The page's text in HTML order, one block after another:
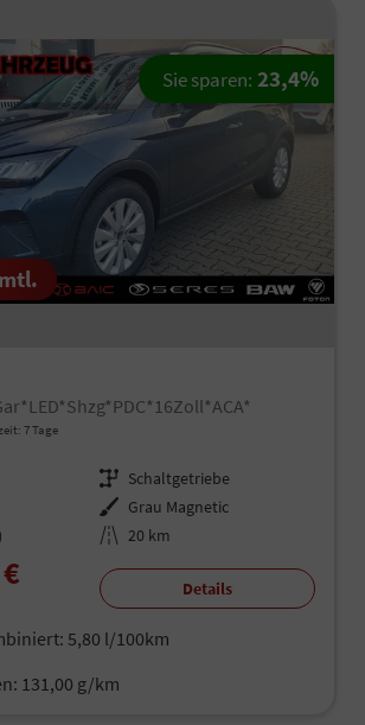
7 Tage
Getriebe Schaltgetriebe
Außenfarbe Grau Magnetic
Kilometerstand 20 km
Sie sparen: 23,4%
Details
5,80 l/100km
131,00 g/km